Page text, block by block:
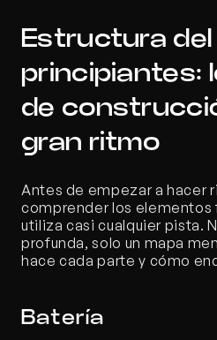
Estructura
principiantes:
de
gran ritmo
Antes de empezar a hacer
comprender los elementos
utiliza casi cualquier pista.
profunda, solo un mapa
hace cada parte y cómo
Batería